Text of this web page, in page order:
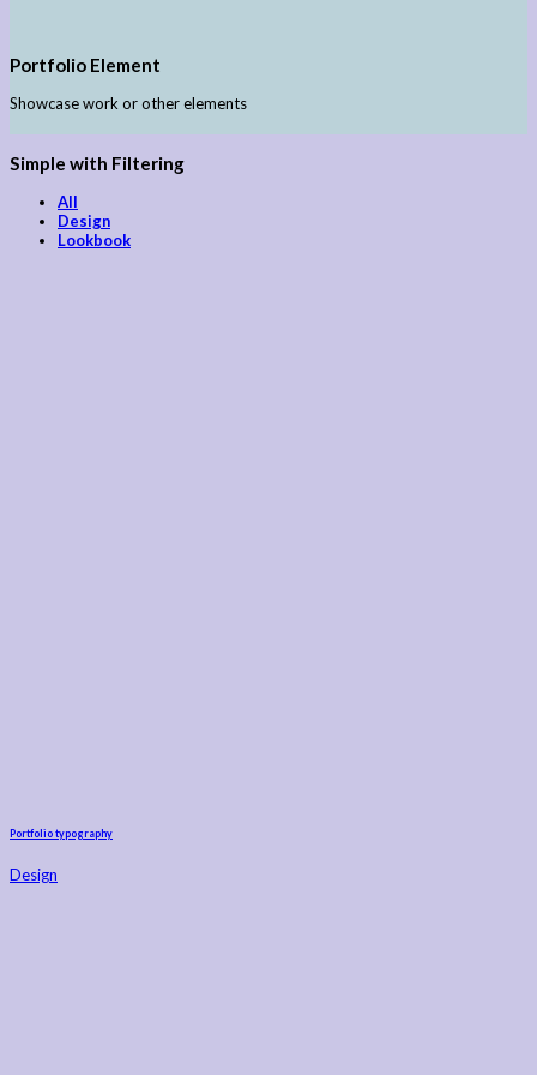
Portfolio Element
Showcase work or other elements
Simple with Filtering
All
Design
Lookbook
Portfolio typography
Design